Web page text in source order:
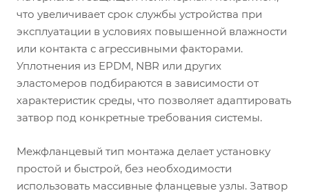
что увеличивает срок службы устройства при
эксплуатации в условиях повышенной влажности
или контакта с агрессивными факторами.
Уплотнения из EPDM, NBR или других
эластомеров подбираются в зависимости от
характеристик среды, что позволяет адаптировать
затвор под конкретные требования системы.
Межфланцевый тип монтажа делает установку
простой и быстрой, без необходимости
использовать массивные фланцевые узлы. Затвор